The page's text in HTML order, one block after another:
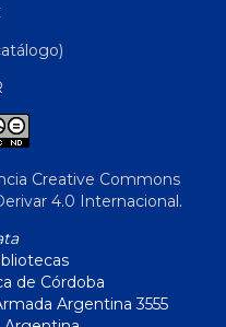
Creative Commons
4.0 Internacional.
de Córdoba
Argentina 3555